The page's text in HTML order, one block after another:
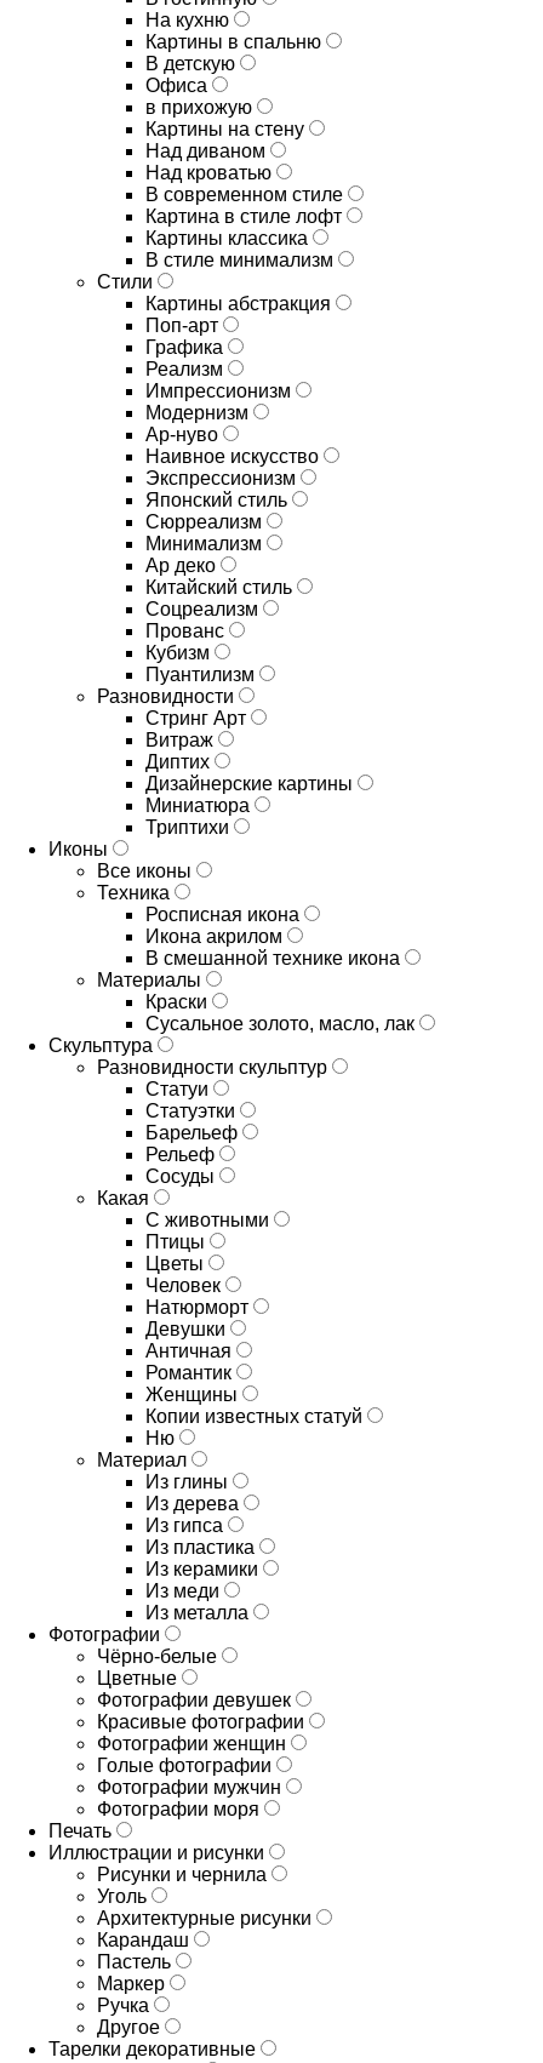
На кухню
Картины в спальню
В детскую
Офиса
в прихожую
Картины на стену
Над диваном
Над кроватью
В современном стиле
Картина в стиле лофт
Картины классика
В стиле минимализм
Стили
Картины абстракция
Поп-арт
Графика
Реализм
Импрессионизм
Модернизм
Ар-нуво
Наивное искусство
Экспрессионизм
Японский стиль
Сюрреализм
Минимализм
Ар деко
Китайский стиль
Соцреализм
Прованс
Кубизм
Пуантилизм
Разновидности
Стринг Арт
Витраж
Диптих
Дизайнерские картины
Миниатюра
Триптихи
Иконы
Все иконы
Техника
Росписная икона
Икона акрилом
В смешанной технике икона
Материалы
Краски
Сусальное золото, масло, лак
Скульптура
Разновидности скульптур
Статуи
Статуэтки
Барельеф
Рельеф
Сосуды
Какая
С животными
Птицы
Цветы
Человек
Натюрморт
Девушки
Античная
Романтик
Женщины
Копии известных статуй
Ню
Материал
Из глины
Из дерева
Из гипса
Из пластика
Из керамики
Из меди
Из металла
Фотографии
Чёрно-белые
Цветные
Фотографии девушек
Красивые фотографии
Фотографии женщин
Голые фотографии
Фотографии мужчин
Фотографии моря
Печать
Иллюстрации и рисунки
Рисунки и чернила
Уголь
Архитектурные рисунки
Карандаш
Пастель
Маркер
Ручка
Другое
Тарелки декоративные